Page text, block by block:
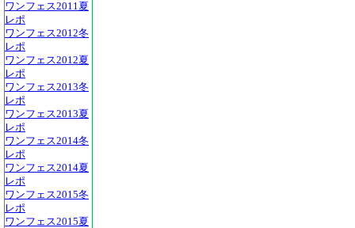
ワンフェス2011夏
レポ
ワンフェス2012冬
レポ
ワンフェス2012夏
レポ
ワンフェス2013冬
レポ
ワンフェス2013夏
レポ
ワンフェス2014冬
レポ
ワンフェス2014夏
レポ
ワンフェス2015冬
レポ
ワンフェス2015夏